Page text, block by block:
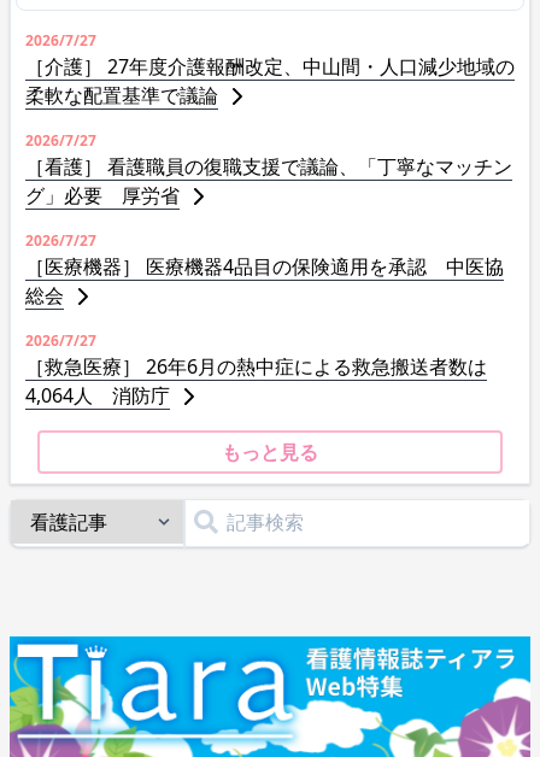
2026/7/27
［介護］ 27年度介護報酬改定、中山間・人口減少地域の
柔軟な配置基準で議論
2026/7/27
［看護］ 看護職員の復職支援で議論、「丁寧なマッチン
グ」必要 厚労省
2026/7/27
［医療機器］ 医療機器4品目の保険適用を承認 中医協
総会
2026/7/27
［救急医療］ 26年6月の熱中症による救急搬送者数は
4,064人 消防庁
もっと見る